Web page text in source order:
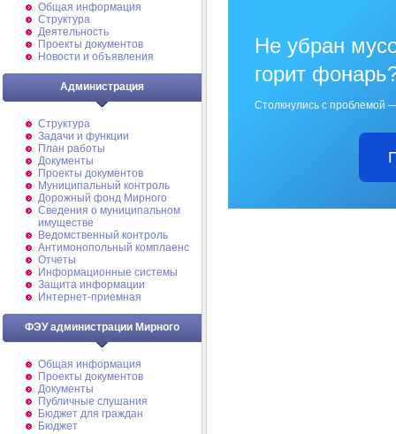
Общая информация
Структура
Деятельность
Проекты документов
Новости и объявления
Администрация
Структура
Задачи и функции
План работы
Документы
Проекты документов
Муниципальный контроль
Дорожный фонд Мирного
Cведения о муниципальном
имуществе
Ведомственный контроль
Антимонопольный комплаенс
Отчеты
Информационные системы
Защита информации
Интернет-приемная
ФЭУ администрации Мирного
Общая информация
Проекты документов
Документы
Публичные слушания
Бюджет для граждан
Бюджет
Не убран
горит
Столкнулись с проблемой